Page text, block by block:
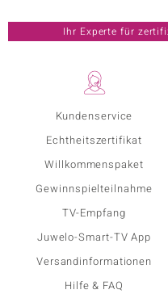
Kundenservice
Echtheitszertifikat
Willkommenspaket
Gewinnspielteilnahme
TV-Empfang
Juwelo-Smart-TV App
Versandinformationen
Hilfe & FAQ
Ihr Experte für